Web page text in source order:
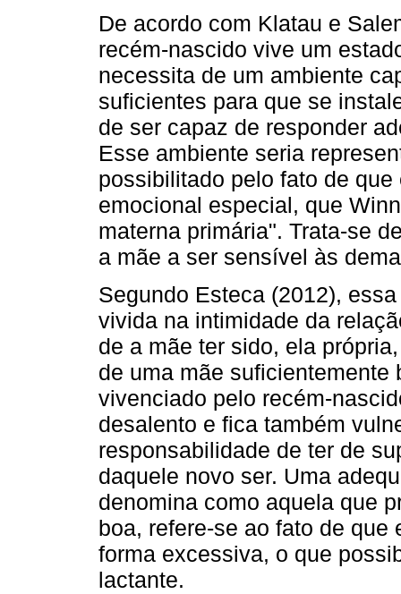
De acordo com Klatau e
recém-nascido vive um
necessita de um ambiente
suficientes para que se
de ser capaz de responder
Esse ambiente seria
possibilitado pelo fato de
emocional especial, que
materna primária". Trata-se
a mãe a ser sensível às
Segundo Esteca (2012),
vivida na intimidade da
de a mãe ter sido, ela
de uma mãe suficientemente
vivenciado pelo recém-
desalento e fica também
responsabilidade de ter de
daquele novo ser. Uma
denomina como aquela que
boa, refere-se ao fato de
forma excessiva, o que
lactante.